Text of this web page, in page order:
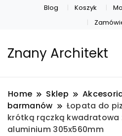
Blog Koszyk
Znany Architekt
Home Sklep
barmanów
Łopata do
krótką rączką kwadratowa
aluminium 305x560mm